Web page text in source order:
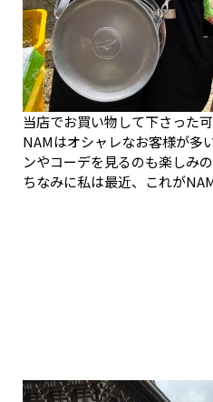
当店でお買い物して下さった
NAMはオシャレなお客様が多
ンやコーデを見るのも楽しみの
ちなみに私は最近、これが